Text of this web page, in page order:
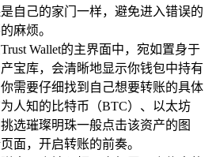
自己的家门一样，避免进入错误的
麻烦。
Wallet的主界面中，宛如置身于
宝库，会清晰地显示你钱包中持有
需要仔细找到自己想要转账的具体
人知的比特币（BTC）、以太坊
挑选璀璨明珠一般点击该资产的图
面，开启转账的前奏。